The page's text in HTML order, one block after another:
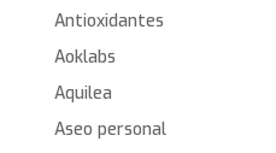
Antioxidantes
Aoklabs
Aquilea
Aseo personal